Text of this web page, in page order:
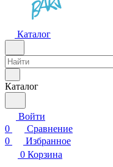
Каталог
Каталог
Войти
0
Сравнение
0
Избранное
0 Корзина